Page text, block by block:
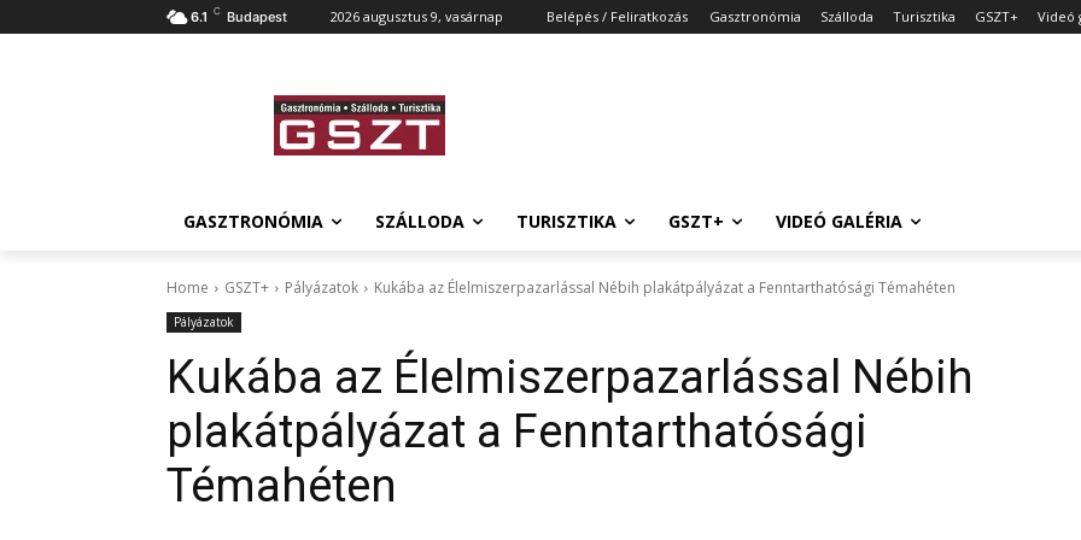
6.1 C Budapest 2026 augusztus 9, vasárnap Belépés / Feliratkozás Gasztronómia Szálloda Turisztika GSZT+ Videó
GASZTRONÓMIA SZÁLLODA TURISZTIKA GSZT+ VIDEÓ GALÉRIA
Home GSZT+ Pályázatok Kukába az Élelmiszerpazarlással Nébih plakátpályázat a Fenntarthatósági Témahéten
Pályázatok
Kukába az Élelmiszerpazarlással Nébih
plakátpályázat a Fenntarthatósági
Témahéten